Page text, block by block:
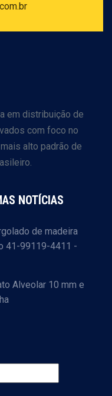
em distribuição de
com foco no
alto padrão de
NOTÍCIAS
de madeira
41-99119-4411 -
Alveolar 10 mm e